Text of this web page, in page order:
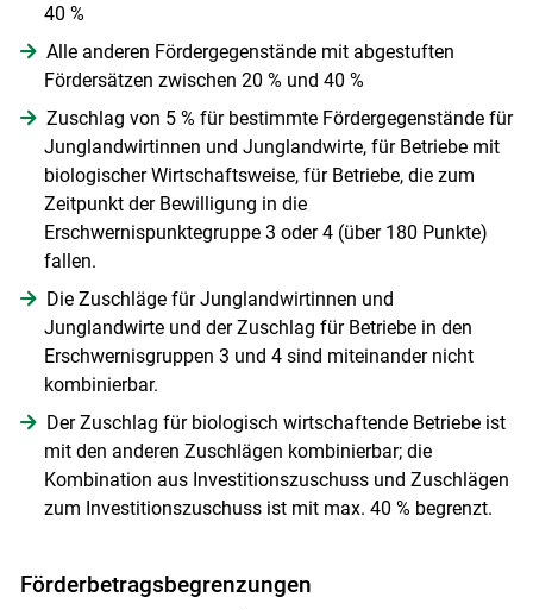
40 %
Alle anderen Fördergegenstände mit abgestuften
Fördersätzen zwischen 20 % und 40 %
Zuschlag von 5 % für bestimmte Fördergegenstände für
Junglandwirtinnen und Junglandwirte, für Betriebe mit
biologischer Wirtschaftsweise, für Betriebe, die zum
Zeitpunkt der Bewilligung in die
Erschwernispunktegruppe 3 oder 4 (über 180 Punkte)
fallen.
Die Zuschläge für Junglandwirtinnen und
Junglandwirte und der Zuschlag für Betriebe in den
Erschwernisgruppen 3 und 4 sind miteinander nicht
kombinierbar.
Der Zuschlag für biologisch wirtschaftende Betriebe ist
mit den anderen Zuschlägen kombinierbar; die
Kombination aus Investitionszuschuss und Zuschlägen
zum Investitionszuschuss ist mit max. 40 % begrenzt.
Förderbetragsbegrenzungen